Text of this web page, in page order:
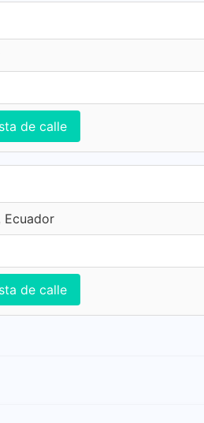
de calle
Ecuador
de calle